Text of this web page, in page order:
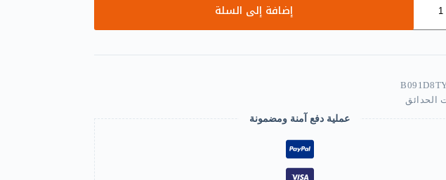
إضافة إلى السلة
الحدائق
عملية دفع آمنة ومضمونة